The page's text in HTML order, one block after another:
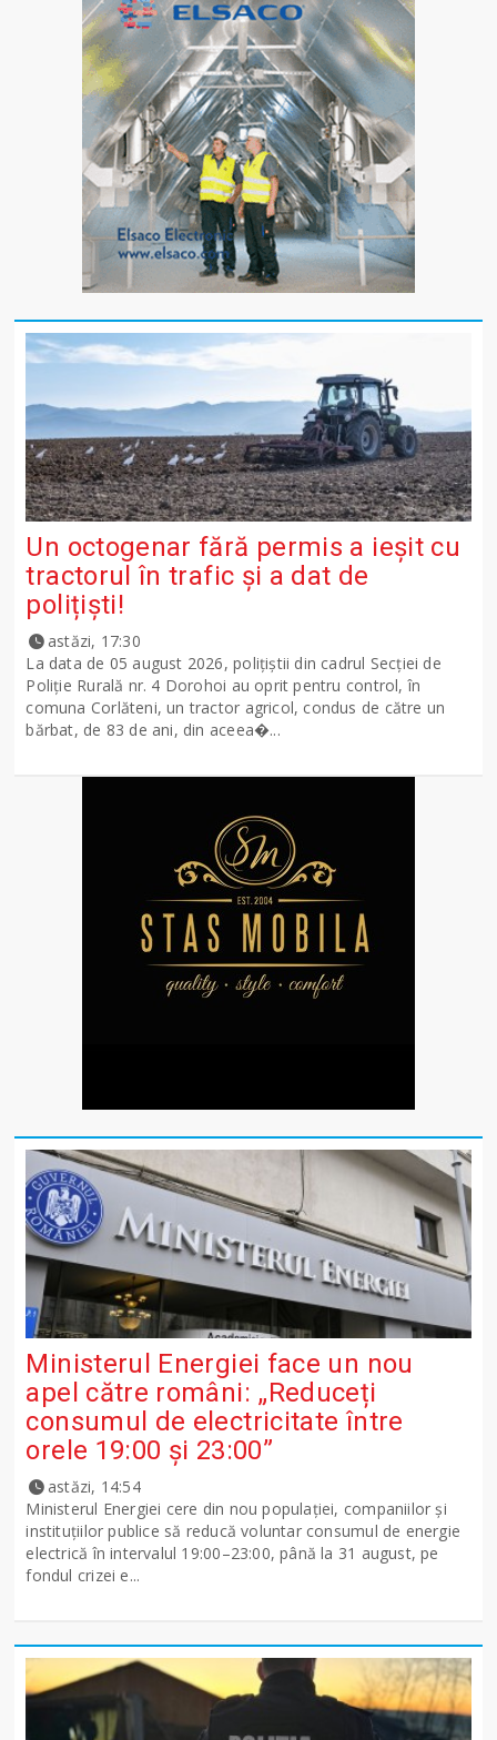
Un octogenar fără permis a ieșit cu
tractorul în trafic și a dat de
polițiști!
astăzi, 17:30
La data de 05 august 2026, polițiștii din cadrul Secției de
Poliție Rurală nr. 4 Dorohoi au oprit pentru control, în
comuna Corlăteni, un tractor agricol, condus de către un
bărbat, de 83 de ani, din aceea�...
Ministerul Energiei face un nou
apel către români: „Reduceți
consumul de electricitate între
orele 19:00 și 23:00”
astăzi, 14:54
Ministerul Energiei cere din nou populației, companiilor și
instituțiilor publice să reducă voluntar consumul de energie
electrică în intervalul 19:00–23:00, până la 31 august, pe
fondul crizei e...